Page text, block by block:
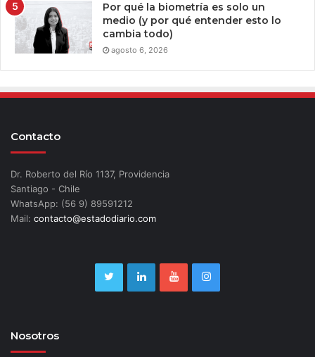
Por qué la biometría es solo un
medio (y por qué entender esto lo
cambia todo)
agosto 6, 2026
Contacto
Dr. Roberto del Río 1137, Providencia
Santiago - Chile
WhatsApp: (56 9) 89591212
Mail: contacto@estadodiario.com
Nosotros